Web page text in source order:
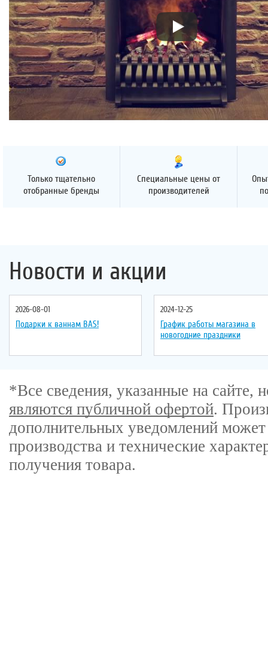
Только тщательно
отобранные бренды
Специальные цены от
производителей
Новости и акции
2026-08-01
Подарки к ваннам BAS!
2024-12-25
График работы магазина в
новогодние праздники
*Все сведения, указанные на
являются публичной офертой.
дополнительных уведомлений
производства и технические
получения товара.